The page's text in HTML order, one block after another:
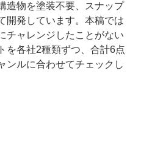
造物を塗装不要、スナップ
開発しています。本稿では
チャレンジしたことがない
を各社2種類ずつ、合計6点
ンルに合わせてチェックし